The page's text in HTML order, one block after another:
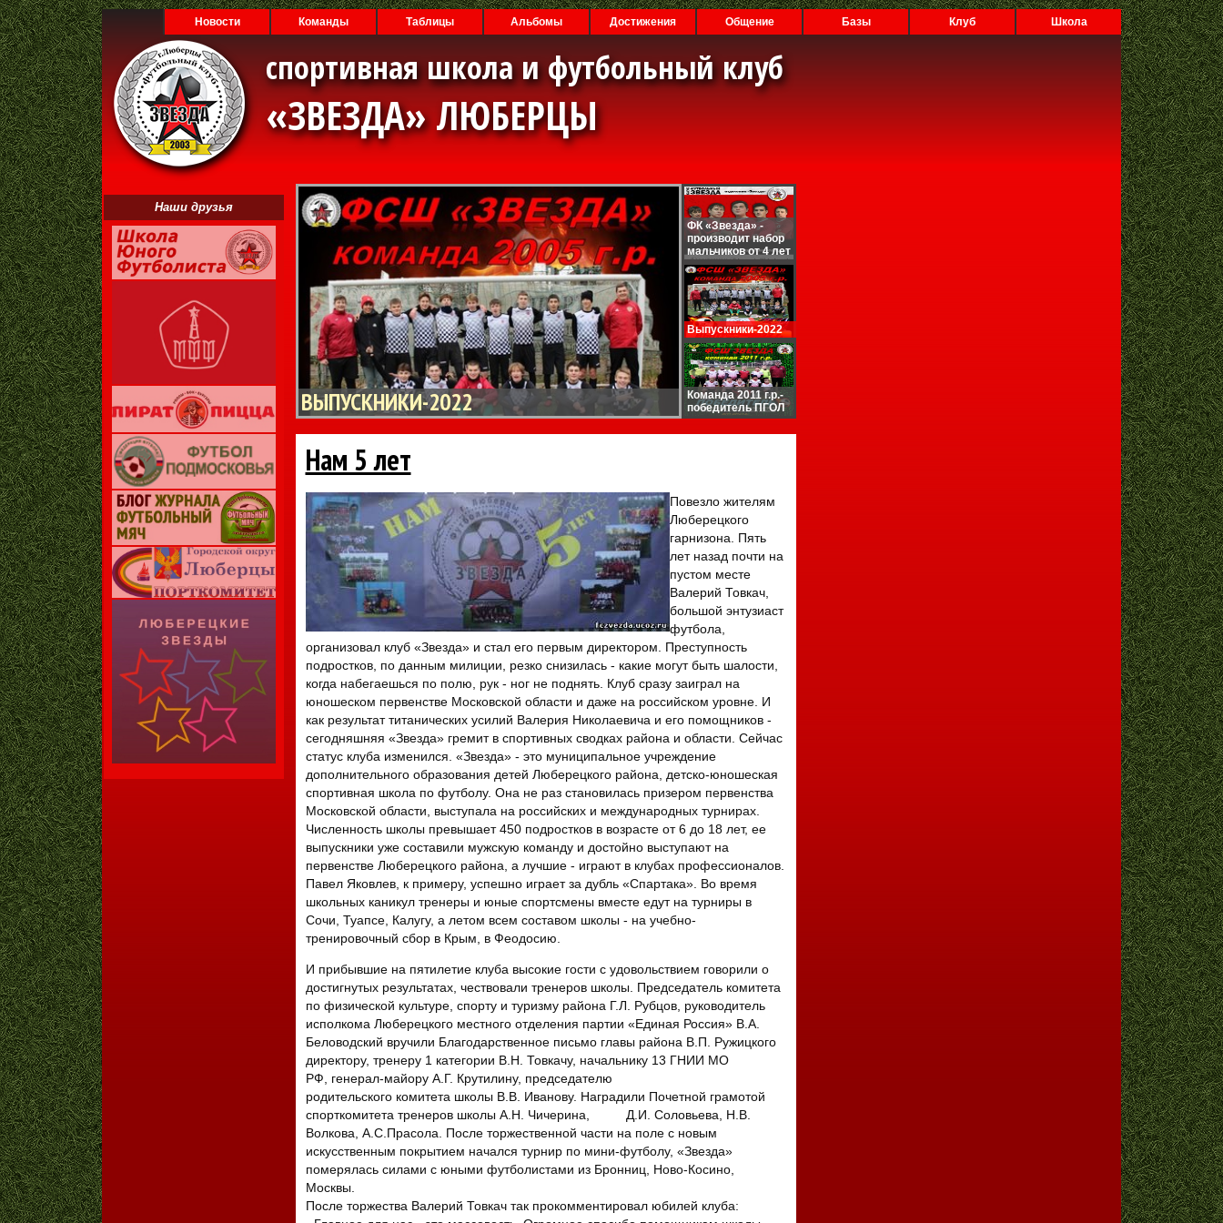
Новости Команды Таблицы Альбомы Достижения Общение Базы Клуб Школа
спортивная школа и футбольный клуб
«ЗВЕЗДА» ЛЮБЕРЦЫ
Наши друзья
ВЫПУСКНИКИ-2022
ФК «Звезда» -
производит набор
мальчиков от 4 лет
Выпускники-2022
Команда 2011 г.р.-
победитель ПГОЛ
Нам 5 лет
Повезло жителям
Люберецкого
гарнизона. Пять
лет назад почти на
пустом месте
Валерий Товкач,
большой энтузиаст
футбола,
организовал клуб «Звезда» и стал его первым директором. Преступность
подростков, по данным милиции, резко снизилась - какие могут быть шалости,
когда набегаешься по полю, рук - ног не поднять. Клуб сразу заиграл на
юношеском первенстве Московской области и даже на российском уровне. И
как результат титанических усилий Валерия Николаевича и его помощников -
сегодняшняя «Звезда» гремит в спортивных сводках района и области. Сейчас
статус клуба изменился. «Звезда» - это муниципальное учреждение
дополнительного образования детей Люберецкого района, детско-юношеская
спортивная школа по футболу. Она не раз становилась призером первенства
Московской области, выступала на российских и международных турнирах.
Численность школы превышает 450 подростков в возрасте от 6 до 18 лет, ее
выпускники уже составили мужскую команду и достойно выступают на
первенстве Люберецкого района, а лучшие - играют в клубах профессионалов.
Павел Яковлев, к примеру, успешно играет за дубль «Спартака». Во время
школьных каникул тренеры и юные спортсмены вместе едут на турниры в
Сочи, Туапсе, Калугу, а летом всем составом школы - на учебно-
тренировочный сбор в Крым, в Феодосию.
И прибывшие на пятилетие клуба высокие гости с удовольствием говорили о
достигнутых результатах, чествовали тренеров школы. Председатель комитета
по физической культуре, спорту и туризму района Г.Л. Рубцов, руководитель
исполкома Люберецкого местного отделения партии «Единая Россия» В.А.
Беловодский вручили Благодарственное письмо главы района В.П. Ружицкого
директору, тренеру 1 категории В.Н. Товкачу, начальнику 13 ГНИИ МО
РФ, генерал-майору А.Г. Крутилину, председателю
родительского комитета школы В.В. Иванову. Наградили Почетной грамотой
спорткомитета тренеров школы А.Н. Чичерина, Д.И. Соловьева, Н.В.
Волкова, А.С.Прасола. После торжественной части на поле с новым
искусственным покрытием начался турнир по мини-футболу, «Звезда»
померялась силами с юными футболистами из Бронниц, Ново-Косино,
Москвы.
После торжества Валерий Товкач так прокомментировал юбилей клуба: